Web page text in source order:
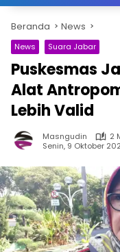
Beranda News
News Suara Jabar
Puskesmas
Alat
Lebih Valid
Masngudin
2
Senin, 9 Oktober